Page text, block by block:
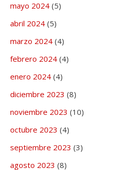
mayo 2024 (5)
abril 2024 (5)
marzo 2024 (4)
febrero 2024 (4)
enero 2024 (4)
diciembre 2023 (8)
noviembre 2023 (10)
octubre 2023 (4)
septiembre 2023 (3)
agosto 2023 (8)